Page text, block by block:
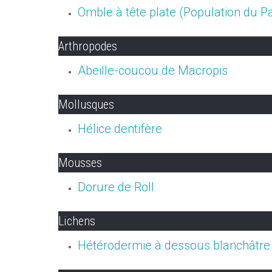
Omble à tête plate (Population du
Arthropodes
Abeille-coucou de Macropis
Mollusques
Hélice dentifère
Mousses
Dorure de Röll
Lichens
Hétérodermie à dessous blanchâtre